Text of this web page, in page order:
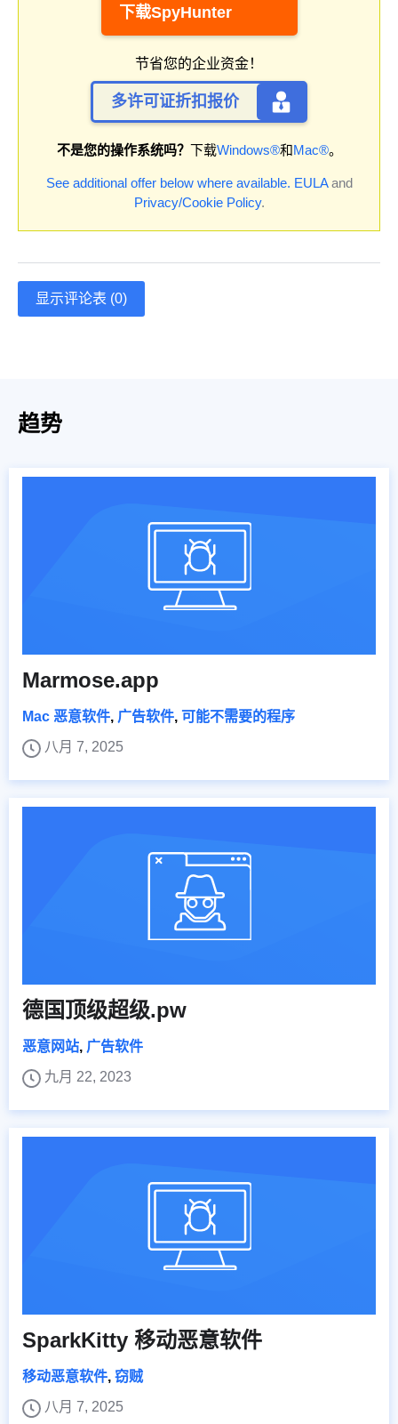
下载SpyHunter
节省您的企业资金！
多许可证折扣报价
不是您的操作系统吗？ 下载Windows®和Mac®。
See additional offer below where available. EULAand
Privacy/Cookie Policy.
显示评论表 (0)
趋势
Marmose.app
Mac 恶意软件, 广告软件, 可能不需要的程序
八月 7, 2025
德国顶级超级.pw
恶意网站, 广告软件
九月 22, 2023
SparkKitty 移动恶意软件
移动恶意软件, 窃贼
八月 7, 2025